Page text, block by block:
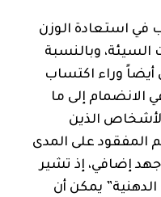
في استعادة الوزن
وبالنسبة
وراء اكتساب
الانضمام إلى ما
من الأشخاص الذين
المفقود على المدى
إضافي، إذ تشير
الدهنية” يمكن أن